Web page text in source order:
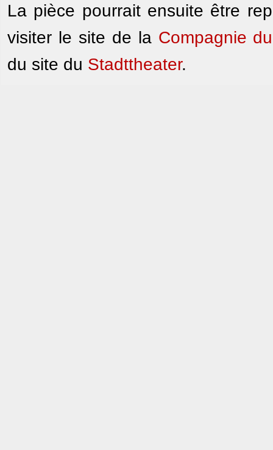
La pièce pourrait ensuite être
visiter le site de la Compagnie
du site du Stadttheater.